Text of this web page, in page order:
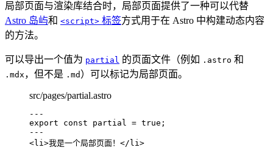
局部页面与渲染库结合时，局部页面提供了一种可以代替
Astro 岛屿和 <script> 标签方式用于在 Astro 中构建动态内容
的方法。
可以导出一个值为 partial 的页面文件（例如 .astro 和
.mdx ，但不是 .md ）可以标记为局部页面。
src/pages/partial.astro
---
export const partial = true ;
---
<li>我是一个局部页面！ </ li>